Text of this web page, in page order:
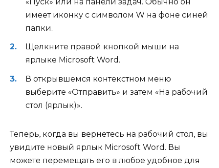
имеет иконку с символом W на фоне синей
папки.
Щелкните правой кнопкой мыши на
ярлыке Microsoft Word.
В открывшемся контекстном меню
выберите «Отправить» и затем «На рабочий
стол (ярлык)».
Теперь, когда вы вернетесь на рабочий стол, вы
увидите новый ярлык Microsoft Word. Вы
можете перемещать его в любое удобное для